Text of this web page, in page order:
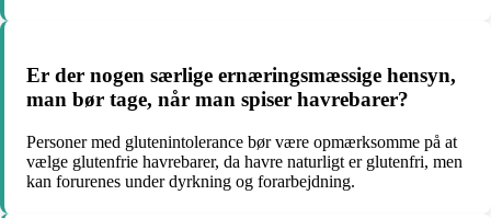
Er der nogen særlige ernæringsmæssige hensyn,
man bør tage, når man spiser havrebarer?
Personer med glutenintolerance bør være opmærksomme på at
vælge glutenfrie havrebarer, da havre naturligt er glutenfri, men
kan forurenes under dyrkning og forarbejdning.